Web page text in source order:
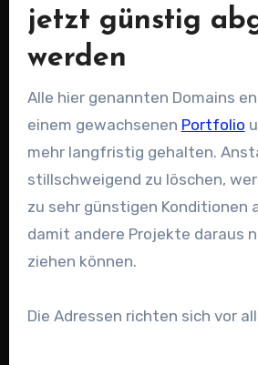
jetzt günstig
werden
Alle hier genannten Domains
einem gewachsenen Portfolio
mehr langfristig gehalten.
stillschweigend zu löschen,
zu sehr günstigen Konditionen
damit andere Projekte daraus
ziehen können.
Die Adressen richten sich vor